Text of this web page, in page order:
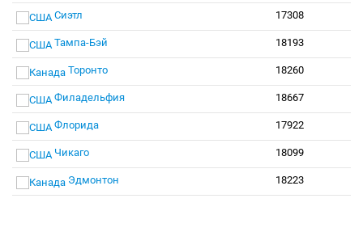
Сиэтл 17308
Тампа-Бэй 18193
Торонто 18260
Филадельфия 18667
Флорида 17922
Чикаго 18099
Эдмонтон 18223